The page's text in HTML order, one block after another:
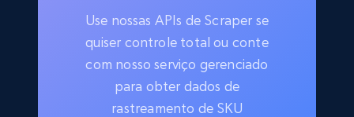
Use nossas APIs de Scraper se
quiser controle total ou conte
com nosso serviço gerenciado
para obter dados de
rastreamento de SKU